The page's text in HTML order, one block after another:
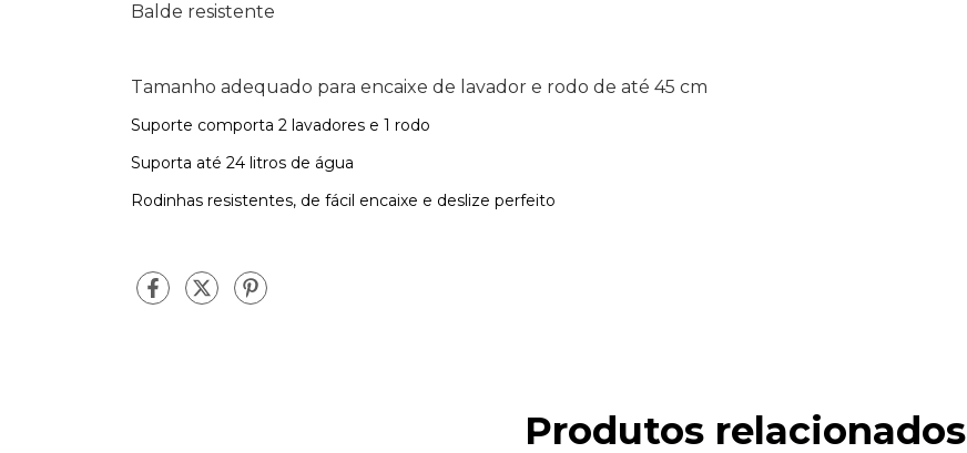
Balde resistente
Tamanho adequado para encaixe de lavador e rodo de até 45 cm
Suporte comporta 2 lavadores e 1 rodo
Suporta até 24 litros de água
Rodinhas resistentes, de fácil encaixe e deslize perfeito
Produtos relacionados